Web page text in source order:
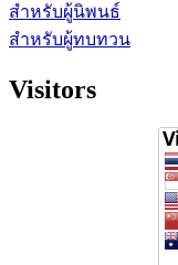
สำหรับผู้นิพนธ์
สำหรับผู้ทบทวน
Visitors